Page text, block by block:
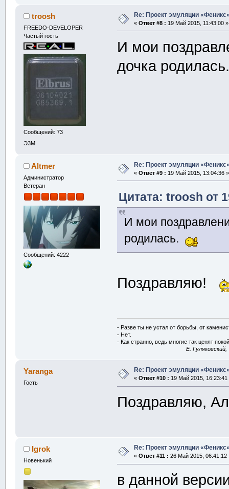
troosh
FREEDO-DEVELOPER
Частый гость
Сообщений: 73
Э3М
Re: Проект эмуляции
« Ответ #8 : 19 Май 2015, 11:43:00 »
И мои
дочка
Altmer
Администратор
Ветеран
Сообщений: 4222
Re: Проект эмуляции
« Ответ #9 : 19 Май 2015, 13:04:36 »
Цитата: troosh от
И мои
родилась.
Поздравляю!
- Разве ты не устал от борьбы, от
- Нет.
- Как странно, ведь многие так ценят
E.
Yaranga
Гость
Re: Проект эмуляции
« Ответ #10 : 19 Май 2015, 16:23:41
Поздравляю,
Igrok
Новенький
Re: Проект эмуляции
« Ответ #11 : 26 Май 2015, 06:41:12
в данной